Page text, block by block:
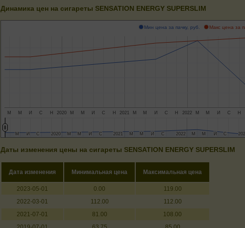
Динамика цен на сигареты SENSATION ENERGY SUPERSLIM
Мин цена за пачку, руб. Макс цена за
2020 2021 2022
М М И С Н М М И С Н М М И С Н М М И С Н
2020
2020 2021
2021 2022
2022
М
М ИИ С
С М
М М
М ИИ С
С М
М М
М ИИ С
С М
М М
М ИИ С
С
Даты изменения цены на сигареты SENSATION ENERGY SUPERSLIM
Дата изменения Минимальная цена Максимальная цена
2023-05-01 0.00
119.00
2022-03-01
112.00
112.00
2021-07-01
81.00
108.00